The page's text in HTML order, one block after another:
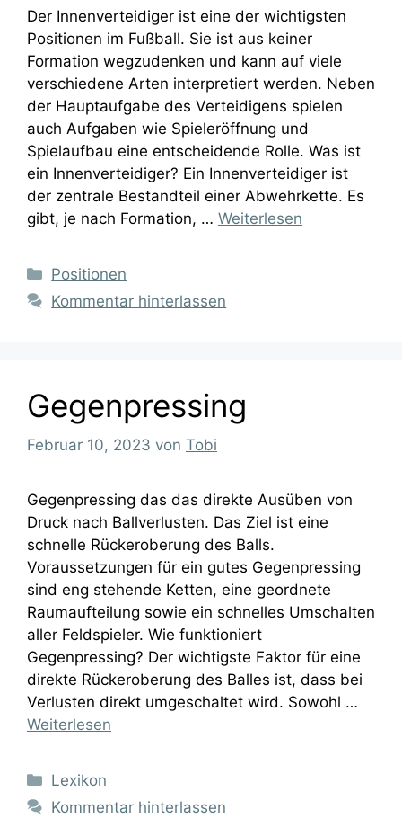
Der Innenverteidiger ist eine der wichtigsten
Positionen im Fußball. Sie ist aus keiner
Formation wegzudenken und kann auf viele
verschiedene Arten interpretiert werden. Neben
der Hauptaufgabe des Verteidigens spielen
auch Aufgaben wie Spieleröffnung und
Spielaufbau eine entscheidende Rolle. Was ist
ein Innenverteidiger? Ein Innenverteidiger ist
der zentrale Bestandteil einer Abwehrkette. Es
gibt, je nach Formation, … Weiterlesen
Kategorien
Positionen
Kommentar hinterlassen
Gegenpressing
Februar 10, 2023 von Tobi
Gegenpressing das das direkte Ausüben von
Druck nach Ballverlusten. Das Ziel ist eine
schnelle Rückeroberung des Balls.
Voraussetzungen für ein gutes Gegenpressing
sind eng stehende Ketten, eine geordnete
Raumaufteilung sowie ein schnelles Umschalten
aller Feldspieler. Wie funktioniert
Gegenpressing? Der wichtigste Faktor für eine
direkte Rückeroberung des Balles ist, dass bei
Verlusten direkt umgeschaltet wird. Sowohl …
Weiterlesen
Kategorien
Lexikon
Kommentar hinterlassen